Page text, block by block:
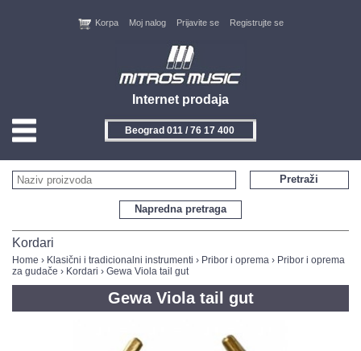
Internet prodaja
Korpa Moj nalog Prijavite se Registrujte se
Beograd 011 / 76 17 400
HOME
KONTAKT
AKCIJE
NOVITETI
Napredna pretraga
Pretraži
Kordari
Home › Klasični i tradicionalni instrumenti › Pribor i oprema › Pribor i oprema
za gudače › Kordari › Gewa Viola tail gut
Gewa Viola tail gut